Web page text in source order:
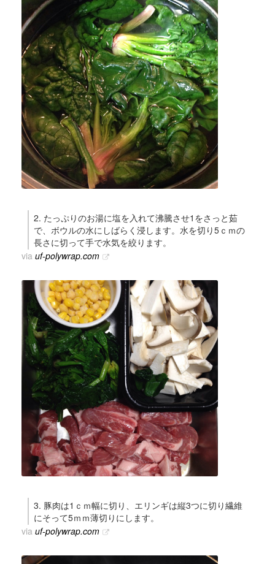
2. たっぷりのお湯に塩を入れて沸騰させ1をさっと茹
で、ボウルの水にしばらく浸します。水を切り5ｃｍの
長さに切って手で水気を絞ります。
via uf-polywrap.com
3. 豚肉は1ｃｍ幅に切り、エリンギは縦3つに切り繊維
にそって5ｍｍ薄切りにします。
via uf-polywrap.com